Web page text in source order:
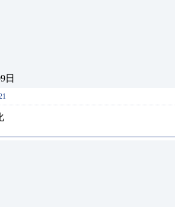
日